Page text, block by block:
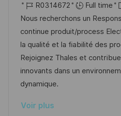
a
o
o
c
a
l
i
s
a
R
é
f
é
r
e
n
e
R0314672 Full time
a
t
Nous recherchons un
continue produit/process
la qualité et la fiabilité des
Rejoignez Thales et
innovants dans un
dynamique.
Voir plus